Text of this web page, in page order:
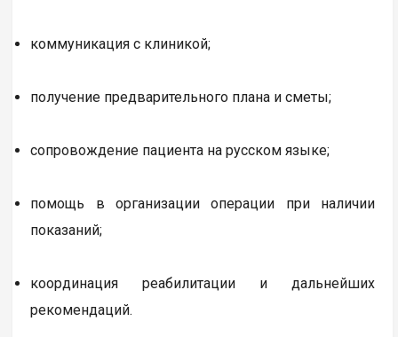
коммуникация с клиникой;
получение предварительного плана и сметы;
сопровождение пациента на русском языке;
помощь в организации операции при наличии
показаний;
координация реабилитации и дальнейших
рекомендаций.